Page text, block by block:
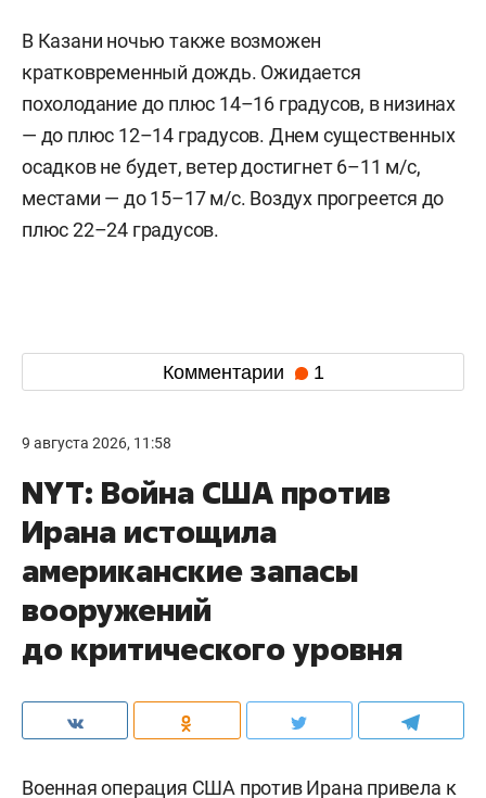
В Казани ночью также возможен
кратковременный дождь. Ожидается
похолодание до плюс 14–16 градусов, в низинах
— до плюс 12–14 градусов. Днем существенных
осадков не будет, ветер достигнет 6–11 м/c,
местами — до 15–17 м/с. Воздух прогреется до
плюс 22–24 градусов.
Комментарии 1
9 августа 2026, 11:58
NYT: Война США против
Ирана истощила
американские запасы
вооружений
до критического уровня
Военная операция США против Ирана привела к